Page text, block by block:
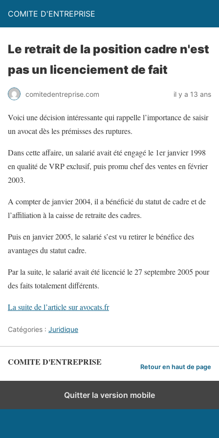
COMITE D'ENTREPRISE
Le retrait de la position cadre n'est
pas un licenciement de fait
comitedentreprise.com il y a 13 ans
Voici une décision intéressante qui rappelle l’importance de saisir
un avocat dès les prémisses des ruptures.
Dans cette affaire, un salarié avait été engagé le 1er janvier 1998
en qualité de VRP exclusif, puis promu chef des ventes en février
2003.
A compter de janvier 2004, il a bénéficié du statut de cadre et de
l’affiliation à la caisse de retraite des cadres.
Puis en janvier 2005, le salarié s’est vu retirer le bénéfice des
avantages du statut cadre.
Par la suite, le salarié avait été licencié le 27 septembre 2005 pour
des faits totalement différents.
La suite de l’article sur avocats.fr
Catégories : Juridique
COMITE D'ENTREPRISE Retour en haut de page
Quitter la version mobile